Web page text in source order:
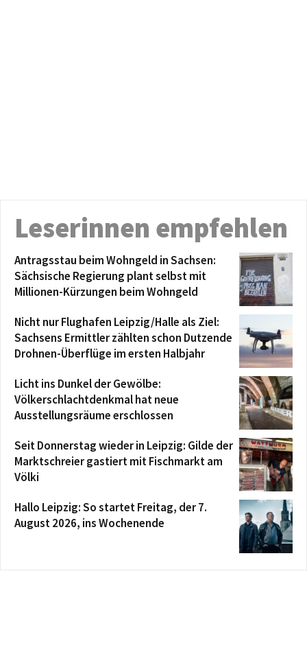
Leserinnen empfehlen
Antragsstau beim Wohngeld in Sachsen:
Sächsische Regierung plant selbst mit
Millionen-Kürzungen beim Wohngeld
Nicht nur Flughafen Leipzig/Halle als Ziel:
Sachsens Ermittler zählten schon Dutzende
Drohnen-Überflüge im ersten Halbjahr
Licht ins Dunkel der Gewölbe:
Völkerschlachtdenkmal hat neue
Ausstellungsräume erschlossen
Seit Donnerstag wieder in Leipzig: Gilde der
Marktschreier gastiert mit Fischmarkt am
Völki
Hallo Leipzig: So startet Freitag, der 7.
August 2026, ins Wochenende